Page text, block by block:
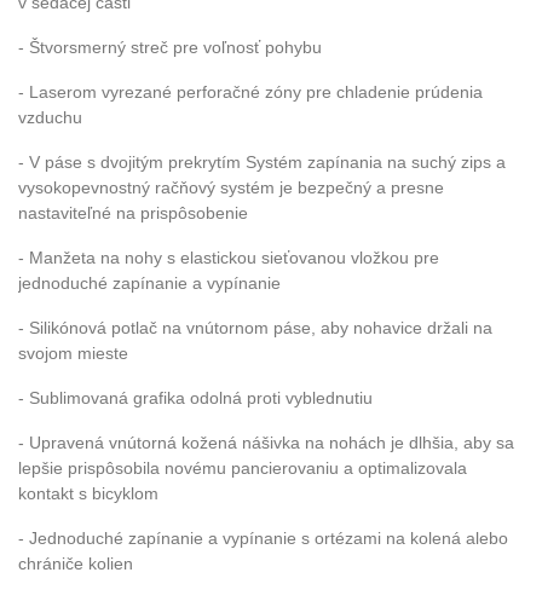
- Štvorsmerný streč pre voľnosť pohybu
- Laserom vyrezané perforačné zóny pre chladenie prúdenia
vzduchu
- V páse s dvojitým prekrytím Systém zapínania na suchý zips a
vysokopevnostný račňový systém je bezpečný a presne
nastaviteľné na prispôsobenie
- Manžeta na nohy s elastickou sieťovanou vložkou pre
jednoduché zapínanie a vypínanie
- Silikónová potlač na vnútornom páse, aby nohavice držali na
svojom mieste
- Sublimovaná grafika odolná proti vyblednutiu
- Upravená vnútorná kožená nášivka na nohách je dlhšia, aby sa
lepšie prispôsobila novému pancierovaniu a optimalizovala
kontakt s bicyklom
- Jednoduché zapínanie a vypínanie s ortézami na kolená alebo
chrániče kolien